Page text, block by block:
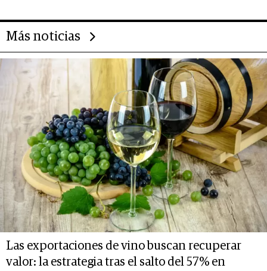
Más noticias
Las exportaciones de vino buscan recuperar
valor: la estrategia tras el salto del 57% en